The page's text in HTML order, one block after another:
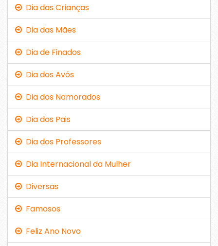
Dia das Crianças
Dia das Mães
Dia de Finados
Dia dos Avós
Dia dos Namorados
Dia dos Pais
Dia dos Professores
Dia Internacional da Mulher
Diversas
Famosos
Feliz Ano Novo